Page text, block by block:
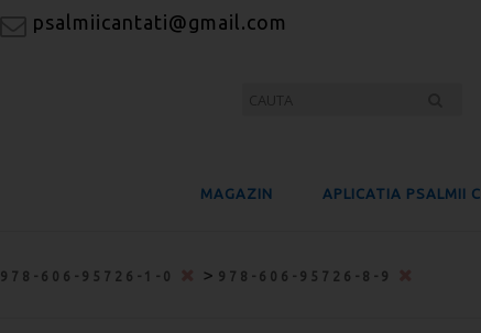
psalmiicantati@gmail.com
MAGAZIN APLICATIA PSALMII C
978-606-95726-1-0 > 978-606-95726-8-9